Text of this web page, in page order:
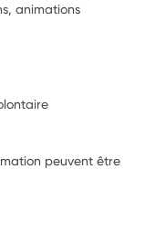
animations
entre élèves et
à
de la nature,
à la vie de
l’école (conseils d’élèves, projets collectifs)
culturels en
de nouvelles
peuvent être